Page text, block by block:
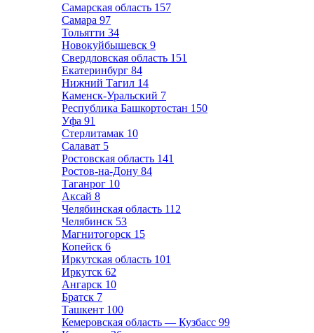
Самарская область 157
Самара 97
Тольятти 34
Новокуйбышевск 9
Свердловская область 151
Екатеринбург 84
Нижний Тагил 14
Каменск-Уральский 7
Республика Башкортостан 150
Уфа 91
Стерлитамак 10
Салават 5
Ростовская область 141
Ростов-на-Дону 84
Таганрог 10
Аксай 8
Челябинская область 112
Челябинск 53
Магнитогорск 15
Копейск 6
Иркутская область 101
Иркутск 62
Ангарск 10
Братск 7
Ташкент 100
Кемеровская область — Кузбасс 99